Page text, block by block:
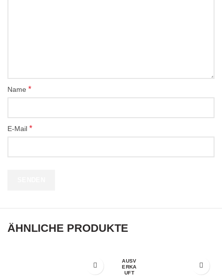
Name *
E-Mail *
ÄHNLICHE PRODUKTE
AUSV
ERKA
UFT